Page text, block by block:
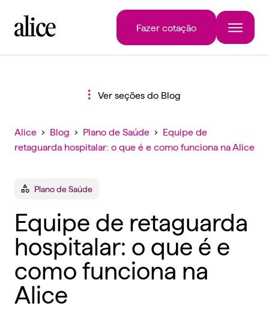
Fazer cotação
Ver seções do Blog
Alice › Blog › Plano de Saúde › Equipe de
retaguarda hospitalar: o que é e como funciona na Alice
Plano de Saúde
Equipe de retaguarda
hospitalar: o que é e
como funciona na
Alice